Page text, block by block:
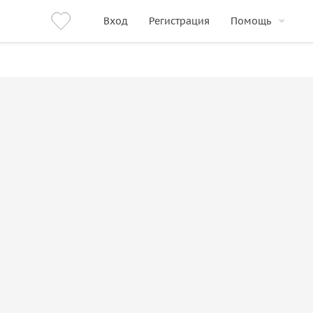
Вход Регистрация Помощь